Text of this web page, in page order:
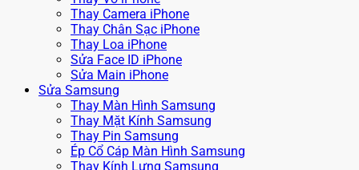
Thay Camera iPhone
Thay Chân Sạc iPhone
Thay Loa iPhone
Sửa Face ID iPhone
Sửa Main iPhone
Sửa Samsung
Thay Màn Hình Samsung
Thay Mặt Kính Samsung
Thay Pin Samsung
Ép Cổ Cáp Màn Hình Samsung
Thay Kính Lưng Samsung